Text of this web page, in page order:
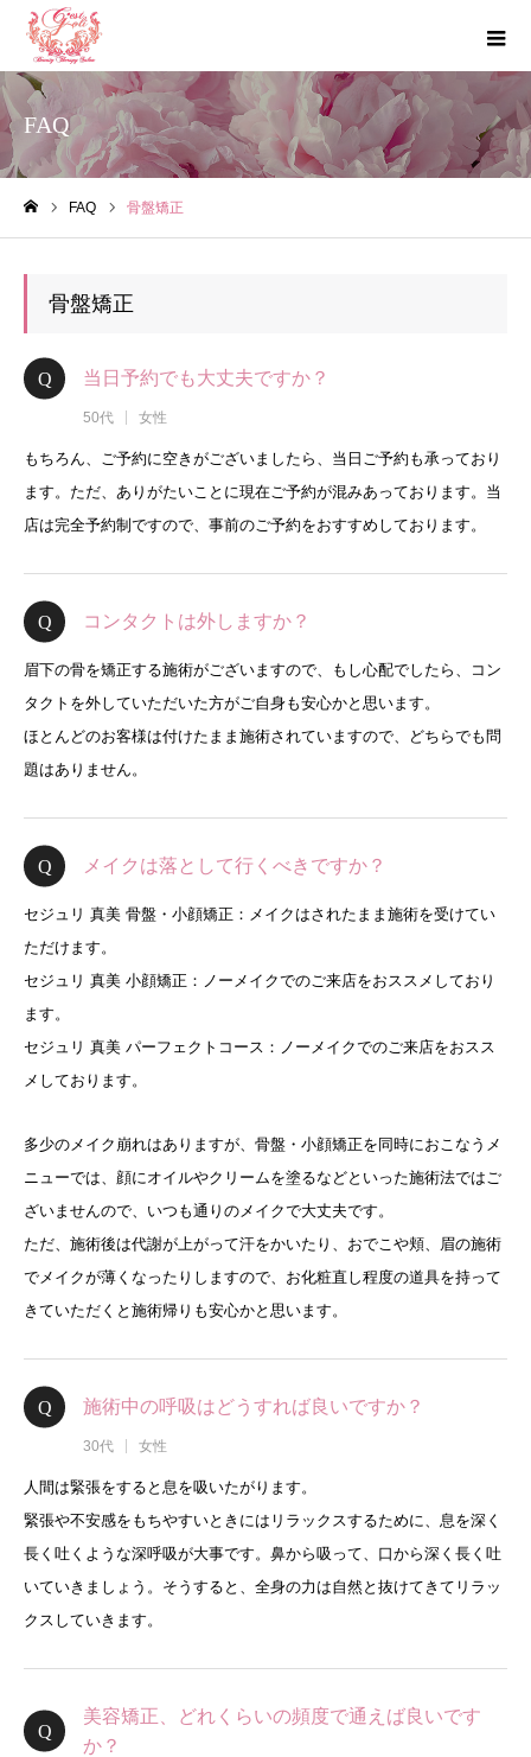
FAQ
FAQ 骨盤矯正
骨盤矯正
当日予約でも大丈夫ですか？
50代 女性
もちろん、ご予約に空きがございましたら、当日ご予約も承っており
ます。ただ、ありがたいことに現在ご予約が混みあっております。当
店は完全予約制ですので、事前のご予約をおすすめしております。
コンタクトは外しますか？
眉下の骨を矯正する施術がございますので、もし心配でしたら、コン
タクトを外していただいた方がご自身も安心かと思います。
ほとんどのお客様は付けたまま施術されていますので、どちらでも問
題はありません。
メイクは落として行くべきですか？
セジュリ 真美 骨盤・小顔矯正：メイクはされたまま施術を受けてい
ただけます。
セジュリ 真美 小顔矯正：ノーメイクでのご来店をおススメしており
ます。
セジュリ 真美 パーフェクトコース：ノーメイクでのご来店をおスス
メしております。
多少のメイク崩れはありますが、骨盤・小顔矯正を同時におこなうメ
ニューでは、顔にオイルやクリームを塗るなどといった施術法ではご
ざいませんので、いつも通りのメイクで大丈夫です。
ただ、施術後は代謝が上がって汗をかいたり、おでこや頬、眉の施術
でメイクが薄くなったりしますので、お化粧直し程度の道具を持って
きていただくと施術帰りも安心かと思います。
施術中の呼吸はどうすれば良いですか？
30代 女性
人間は緊張をすると息を吸いたがります。
緊張や不安感をもちやすいときにはリラックスするために、息を深く
長く吐くような深呼吸が大事です。鼻から吸って、口から深く長く吐
いていきましょう。そうすると、全身の力は自然と抜けてきてリラッ
クスしていきます。
美容矯正、どれくらいの頻度で通えば良いです
か？